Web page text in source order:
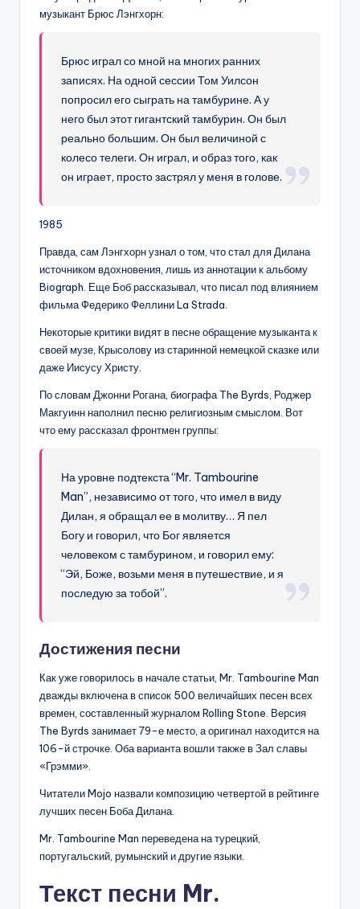
музыкант Брюс Лэнгхорн:
Брюс играл со мной на многих ранних
записях. На одной сессии Том Уилсон
попросил его сыграть на тамбурине. А у
него был этот гигантский тамбурин. Он был
реально большим. Он был величиной с
колесо телеги. Он играл, и образ того, как
он играет, просто застрял у меня в голове.
1985
Правда, сам Лэнгхорн узнал о том, что стал для Дилана
источником вдохновения, лишь из аннотации к альбому
Biograph. Еще Боб рассказывал, что писал под влиянием
фильма Федерико Феллини La Strada.
Некоторые критики видят в песне обращение музыканта к
своей музе, Крысолову из старинной немецкой сказке или
даже Иисусу Христу.
По словам Джонни Рогана, биографа The Byrds, Роджер
Макгуинн наполнил песню религиозным смыслом. Вот
что ему рассказал фронтмен группы:
На уровне подтекста “Mr. Tambourine
Man”, независимо от того, что имел в виду
Дилан, я обращал ее в молитву… Я пел
Богу и говорил, что Бог является
человеком с тамбурином, и говорил ему:
“Эй, Боже, возьми меня в путешествие, и я
последую за тобой”.
Достижения песни
Как уже говорилось в начале статьи, Mr. Tambourine Man
дважды включена в список 500 величайших песен всех
времен, составленный журналом Rolling Stone. Версия
The Byrds занимает 79-е место, а оригинал находится на
106-й строчке. Оба варианта вошли также в Зал славы
«Грэмми».
Читатели Mojo назвали композицию четвертой в рейтинге
лучших песен Боба Дилана.
Mr. Tambourine Man переведена на турецкий,
португальский, румынский и другие языки.
Текст песни Mr.